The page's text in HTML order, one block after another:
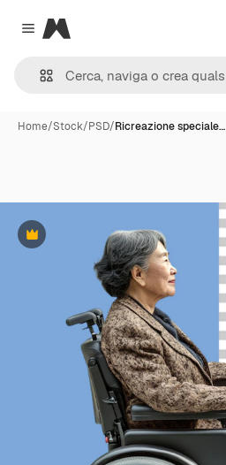
Close menu
Magnific
Home/Stock/PSD/Ricreazione speciale…
Premium